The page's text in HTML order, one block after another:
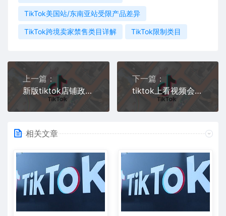
TikTok美国站/东南亚站受限产品差异
TikTok跨境卖家禁售类目详解 TikTok限制类目
上一篇：
新版tiktok店铺政策以及售卖规则详解
下一篇：
tiktok上看视频会有内容限制吗？
相关文章